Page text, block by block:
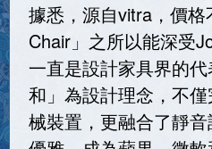
據悉，源自vitra，價
Chair」之所以能深受
一直是設計家具界的
和」為設計理念，不
械裝置，更融合了靜